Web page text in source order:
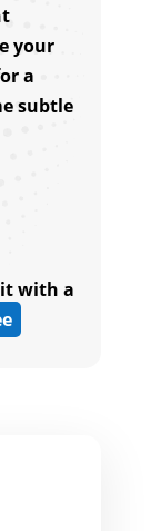
your
a
subtle
with a